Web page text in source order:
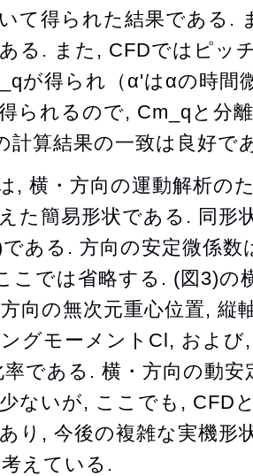
て得られた結果である.
る. また, CFDではピッ
が得られ（α'はαの時間
られるので, Cm_qと分
計算結果の一致は良好で
, 横・方向の運動解析の
た簡易形状である. 同形
ある. 方向の安定微係数
こでは省略する. (図3)の
向の無次元重心位置, 縦
グモーメントCl, およ
率である. 横・方向の動
ないが, ここでも, CFD
り, 今後の複雑な実機形
えている.